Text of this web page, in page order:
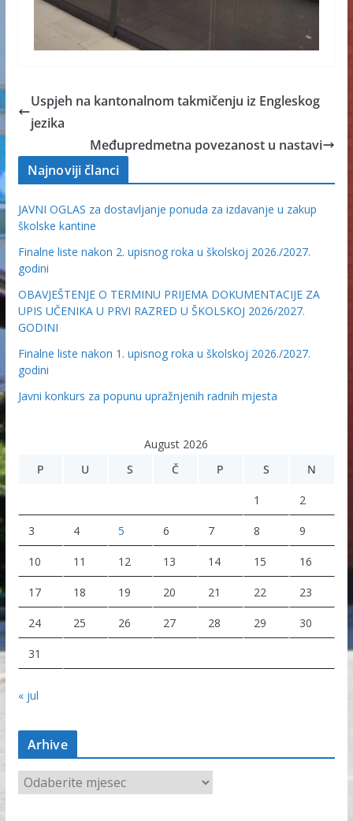
Uspjeh na kantonalnom takmičenju iz Engleskog
jezika
Međupredmetna povezanost u nastavi
Najnoviji članci
JAVNI OGLAS za dostavljanje ponuda za izdavanje u zakup
školske kantine
Finalne liste nakon 2. upisnog roka u školskoj 2026./2027.
godini
OBAVJEŠTENJE O TERMINU PRIJEMA DOKUMENTACIJE ZA
UPIS UČENIKA U PRVI RAZRED U ŠKOLSKOJ 2026/2027.
GODINI
Finalne liste nakon 1. upisnog roka u školskoj 2026./2027.
godini
Javni konkurs za popunu upražnjenih radnih mjesta
August 2026
P
U S Č P S N
1 2
3 4 5 6 7 8 9
10 11 12 13 14 15 16
17 18 19 20 21 22 23
24 25 26 27 28 29 30
31
« jul
Arhive
A